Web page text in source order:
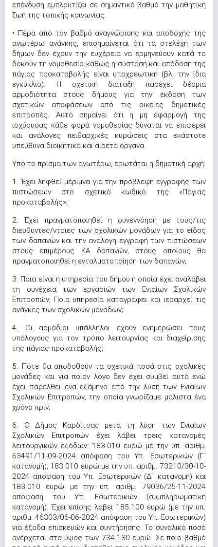
επένδυση εμπλουτίζει σε σημαντικό βαθμό την μαθητική
ζωή της τοπικής κοινωνίας.
• Πέρα από τον βαθμό αναγνώρισης και αποδοχής της
ανωτέρω ανάγκης, επισημαίνεται ότι τα στελέχη των
δήμων δεν έχουν την ευχέρεια να ερμηνεύουν κατά το
δοκούν τη νομοθεσία καθώς η σύσταση και απόδοση της
πάγιας προκαταβολής είναι υποχρεωτική (βλ. την ίδια
εγκύκλιο). Η σχετική διάταξη παρέχει δέσμια
αρμοδιότητα στους δήμους για την έκδοση των
σχετικών αποφάσεων από τις οικείες δημοτικές
επιτροπές. Αυτό σημαίνει ότι η μη εφαρμογή της
ισχύουσας κάθε φορά νομοθεσίας δύναται να επιφέρει
και ανάλογες πειθαρχικές κυρώσεις στα εκάστοτε
υπεύθυνα διοικητικά και αιρετά όργανα.
Υπό το πρίσμα των ανωτέρω, ερωτάται η δημοτική αρχή:
1. Έχει ληφθεί μέριμνα για την πρόβλεψη εγγραφής των
πιστώσεων στο σχετικό κωδικό της «Πάγιας
προκαταβολής»;
2. Έχει πραγματοποιηθεί η συνεννόηση με τους/τις
διευθυντές/ντριες των σχολικών μονάδων για το είδος
των δαπανών και την ανάλογη εγγραφή των πιστώσεων
στους επιμέρους ΚΑ δαπανών, στους οποίους θα
πραγματοποιηθεί η ενταλματοποίηση των δαπανών;
3. Ποια είναι η υπηρεσία του δήμου η οποία έχει αναλάβει
τη συνέχεια των εργασιών των Ενιαίων Σχολικών
Επιτροπών; Ποια υπηρεσία καταγράφει και ιεραρχεί τις
ανάγκες των σχολικών μονάδων;
4. Οι αρμόδιοι υπάλληλοι έχουν ενημερώσει τους
υπόλογους για τον τρόπο λειτουργίας και διαχείρισης
της πάγιας προκαταβολής;
5. Πότε θα αποδοθούν τα σχετικά ποσά στις σχολικές
μονάδες και για ποιον λόγο δεν έχει συμβεί αυτό ενώ
έχει παρέλθει ένα εξάμηνο από την λύση των Ενιαίων
Σχολικών Επιτροπών, την οποία γνωρίζαμε μάλιστα ένα
χρόνο πριν;
6. Ο Δήμος Καρδίτσας μετά τη λύση των Ενιαίων
Σχολικών Επιτροπών έχει λάβει τρεις κατανομές
λειτουργικών εξόδων: 183.010 ευρώ με την υπ. αριθμ.
63491/11-09-2024 απόφαση του Υπ. Εσωτερικών (Γ΄
κατανομή), 183.010 ευρώ με την υπ. αριθμ. 73210/30-10-
2024 απόφαση του Υπ. Εσωτερικών (Δ΄ κατανομή) και
183.010 ευρώ με την υπ. αριθμ. 79036/25-11-2024
απόφαση του Υπ. Εσωτερικών (συμπληρωματική
κατανομή). Έχει επίσης λάβει 185.100 ευρώ (με την υπ.
αριθμ. 46303/06-06-2024 απόφαση του Υπ. Εσωτερικών)
για έξοδα επισκευών και συντήρησης. Το συνολικό ποσό
ανέρχεται στο ύψος των 734.130 ευρώ. Σε ποιο βαθμό